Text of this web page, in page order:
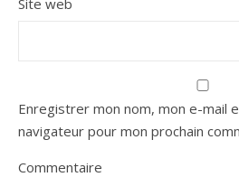
Site web
Enregistrer mon nom, mon e-mail
navigateur pour mon prochain
Commentaire